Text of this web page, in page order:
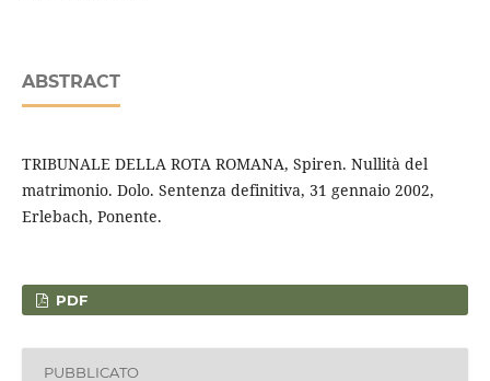
ABSTRACT
TRIBUNALE DELLA ROTA ROMANA, Spiren. Nullità del
matrimonio. Dolo. Sentenza definitiva, 31 gennaio 2002,
Erlebach, Ponente.
PDF
PUBBLICATO